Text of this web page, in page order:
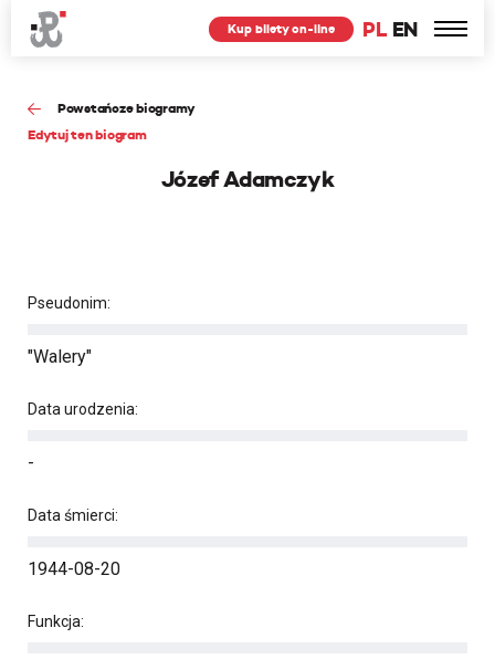
PL EN
Kup bilety on-line
Powstańcze biogramy
Edytuj ten biogram
Józef Adamczyk
Pseudonim:
"Walery"
Data urodzenia:
-
Data śmierci:
1944-08-20
Funkcja: